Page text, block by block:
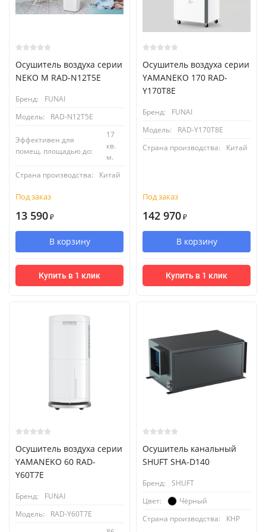
Осушитель воздуха серии
NEKO M RAD-N12T5E
Бренд:
FUNAI
Модель:
RAD-N12T5E
Эффективен для
помещ. площадью до:
17
кв.
м.
Страна производства:
Китай
Под заказ
13 590 ₽
В корзину
Купить в 1 клик
Осушитель воздуха серии
YAMANEKO 170 RAD-
Y170T8E
Бренд:
FUNAI
Модель:
RAD-Y170T8E
Страна производства:
Китай
Под заказ
142 970 ₽
В корзину
Купить в 1 клик
Осушитель воздуха серии
YAMANEKO 60 RAD-
Y60T7E
Бренд:
FUNAI
Модель:
RAD-Y60T7E
Осушитель канальный
SHUFT SHA-D140
Бренд:
SHUFT
Цвет:
Чёрный
Страна производства:
КНР